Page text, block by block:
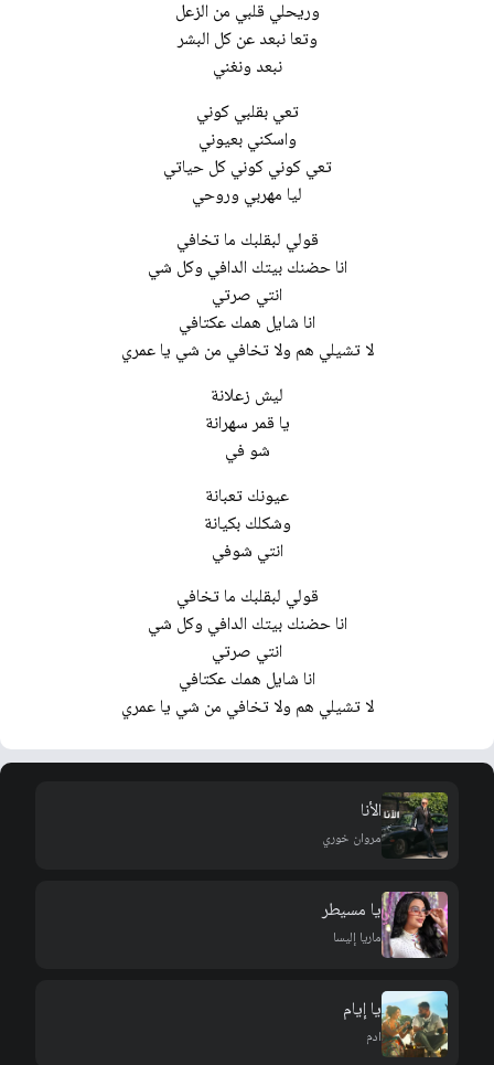
وريحلي قلبي من الزعل
وتعا نبعد عن كل البشر
نبعد ونغني
تعي بقلبي كوني
واسكني بعيوني
تعي كوني كوني كل حياتي
ليا مهربي وروحي
قولي لبقلبك ما تخافي
انا حضنك بيتك الدافي وكل شي
انتي صرتي
انا شايل همك عكتافي
لا تشيلي هم ولا تخافي من شي يا عمري
ليش زعلانة
يا قمر سهرانة
شو في
عيونك تعبانة
وشكلك بكيانة
انتي شوفي
قولي لبقلبك ما تخافي
انا حضنك بيتك الدافي وكل شي
انتي صرتي
انا شايل همك عكتافي
لا تشيلي هم ولا تخافي من شي يا عمري
الأنا
مروان خوري
يا مسيطر
ماريا إليسا
يا إيام
ادم